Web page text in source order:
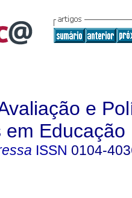
e
em Educação
ISSN 0104-